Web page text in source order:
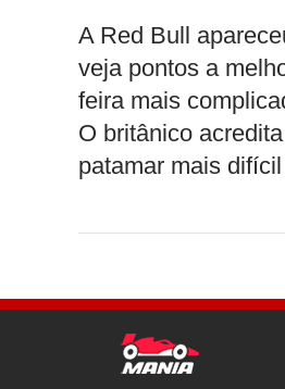
A Red Bull
veja pontos a
feira mais
O britânico
patamar mais